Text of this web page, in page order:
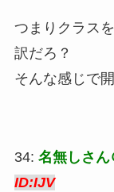
つまりクラス
訳だろ？
そんな感じで
34: 名無しさ
ID:IJV